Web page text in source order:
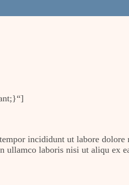
incididunt ut labore
laboris nisi ut aliqu ex